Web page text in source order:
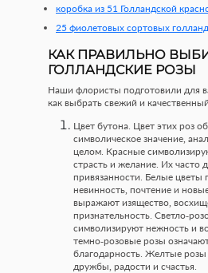
коробка из 51 Голландской
25 фиолетовых сортовых
КАК ПРАВИЛЬНО
ГОЛЛАНДСКИЕ РОЗЫ
Наши флористы подготовили для
как выбрать свежий и
Цвет бутона. Цвет этих роз
символическое значение,
целом. Красные
страсть и желание. Их часто
привязанности. Белые цветы
невинность, почтение и
выражают изящество,
признательность. Светло-
символизируют нежность и
темно-розовые розы
благодарность. Желтые
дружбы, радости и счастья.